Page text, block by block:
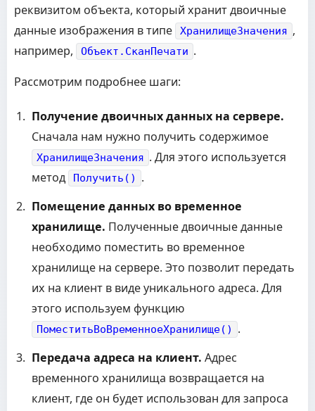
реквизитом объекта, который хранит двоичные
данные изображения в типе
ХранилищеЗначения ,
например,
Объект.СканПечати .
Рассмотрим подробнее шаги:
Получение двоичных данных на сервере.
Сначала нам нужно получить содержимое
ХранилищеЗначения . Для этого используется
метод
Получить()
.
Помещение данных во временное
хранилище. Полученные двоичные данные
необходимо поместить во временное
хранилище на сервере. Это позволит передать
их на клиент в виде уникального адреса. Для
этого используем функцию
ПоместитьВоВременноеХранилище()
.
Передача адреса на клиент. Адрес
временного хранилища возвращается на
клиент, где он будет использован для запроса